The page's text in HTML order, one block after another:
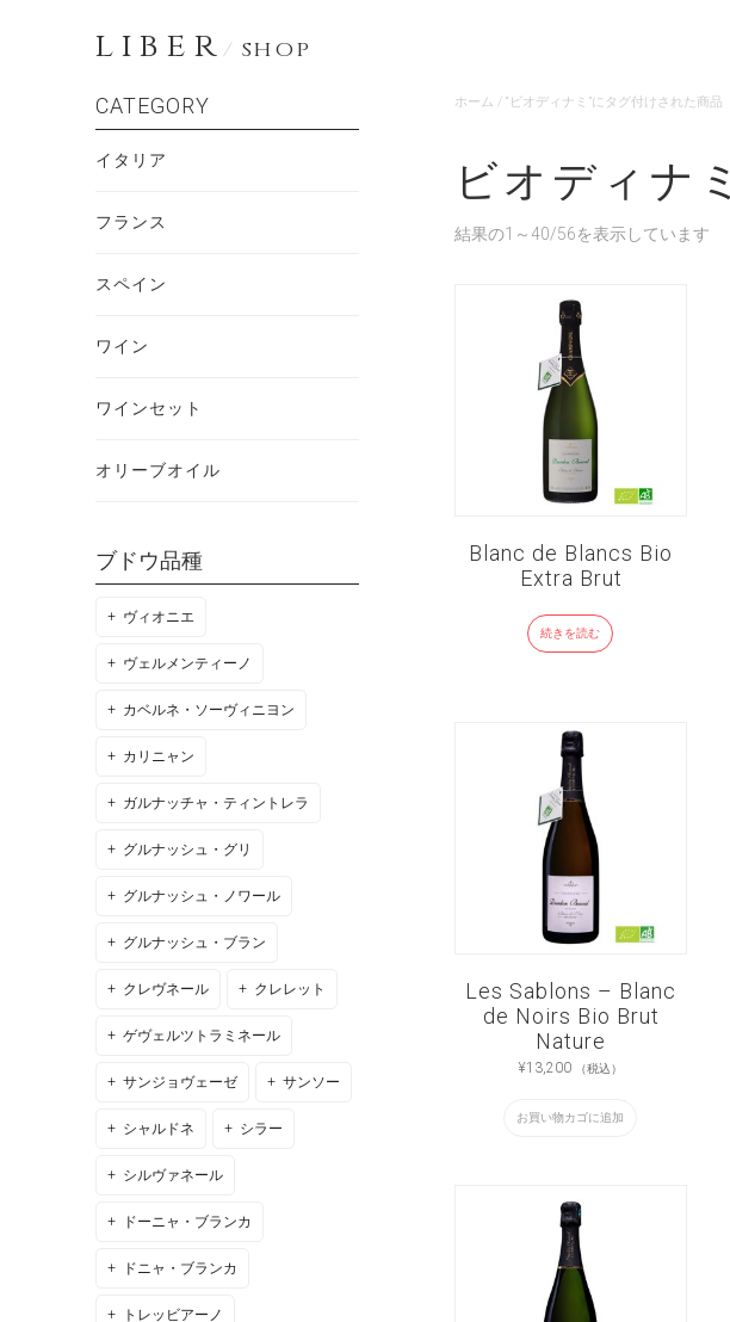
LIBER/ SHOP
ホーム / “ビオディナミ”にタグ付けされた商品
ビオディナミ
結果の1～40/56を表示しています
Blanc de Blancs Bio
Extra Brut
続きを読む
Les Sablons – Blanc
de Noirs Bio Brut
Nature
¥13,200 （税込）
お買い物カゴに追加
CATEGORY
イタリア
フランス
スペイン
ワイン
ワインセット
オリーブオイル
ブドウ品種
ヴィオニエ
ヴェルメンティーノ
カベルネ・ソーヴィニヨン
カリニャン
ガルナッチャ・ティントレラ
グルナッシュ・グリ
グルナッシュ・ノワール
グルナッシュ・ブラン
クレヴネール クレレット
ゲヴェルツトラミネール
サンジョヴェーゼ サンソー
シャルドネ シラー
シルヴァネール
ドーニャ・ブランカ
ドニャ・ブランカ
トレッビアーノ